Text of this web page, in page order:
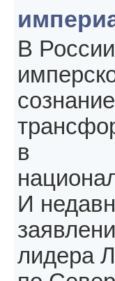
В России
в
И
лидера